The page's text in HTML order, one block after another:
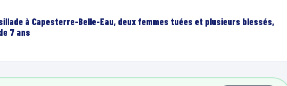
à Capesterre-Belle-Eau, deux femmes tuées et plusieurs blessés,
7 ans